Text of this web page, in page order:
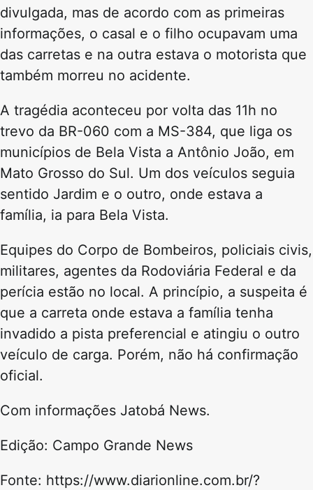
divulgada, mas de acordo com as primeiras
informações, o casal e o filho ocupavam uma
das carretas e na outra estava o motorista que
também morreu no acidente.
A tragédia aconteceu por volta das 11h no
trevo da BR-060 com a MS-384, que liga os
municípios de Bela Vista a Antônio João, em
Mato Grosso do Sul. Um dos veículos seguia
sentido Jardim e o outro, onde estava a
família, ia para Bela Vista.
Equipes do Corpo de Bombeiros, policiais civis,
militares, agentes da Rodoviária Federal e da
perícia estão no local. A princípio, a suspeita é
que a carreta onde estava a família tenha
invadido a pista preferencial e atingiu o outro
veículo de carga. Porém, não há confirmação
oficial.
Com informações Jatobá News.
Edição: Campo Grande News
Fonte: https://www.diarionline.com.br/?